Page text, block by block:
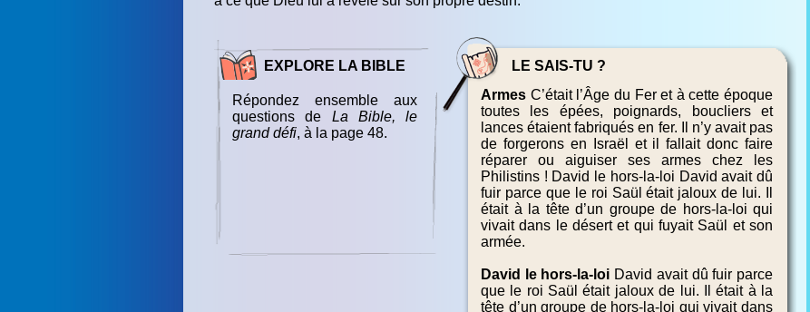
EXPLORE LA BIBLE
Répondez ensemble aux
questions de La Bible, le
grand défi, à la page 48.
LE SAIS-TU ?
Armes C’était l’Âge du Fer et à cette époque
toutes les épées, poignards, boucliers et
lances étaient fabriqués en fer. Il n’y avait pas
de forgerons en Israël et il fallait donc faire
réparer ou aiguiser ses armes chez les
Philistins ! David le hors-la-loi David avait dû
fuir parce que le roi Saül était jaloux de lui. Il
était à la tête d’un groupe de hors-la-loi qui
vivait dans le désert et qui fuyait Saül et son
armée.
David le hors-la-loi David avait dû fuir parce
que le roi Saül était jaloux de lui. Il était à la
tête d’un groupe de hors-la-loi qui vivait dans